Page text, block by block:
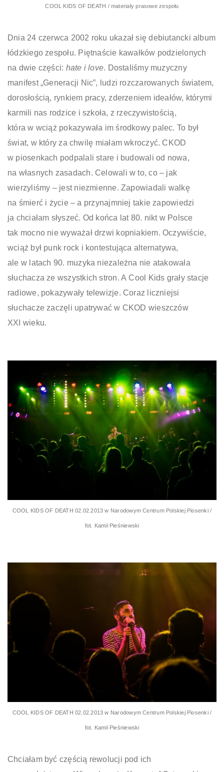
COOL KIDS OF DEATH / materiały prasowe zespołu
Dnia 24 czerwca 2002 roku ukazał się debiutancki album
łódzkiego zespołu. Piętnaście kawałków podzielonych
na dwie części: hate i love. Dostaliśmy muzyczny
manifest „Generacji Nic”, ludzi rozczarowanych światem,
dorosłością, rynkiem pracy, zderzeniem ideałów, którymi
karmili nas rodzice i szkoła, z rzeczywistością,
która w wciąż pokazywała im środkowy palec. To był
świat, w który za chwilę miałam wkroczyć. CKOD
w piosenkach podpalali stare i budowali od nowa,
na własnych zasadach. Celowali w to, co – jak
wierzyliśmy – jest niezmienne. Zapowiadali walkę
na śmierć i życie – a przynajmniej takie zapowiedzi
ja chciałam słyszeć. Od końca lat 80. nikt w Polsce
tak mocno nie wyważał drzwi kopniakiem. Oczywiście,
wciąż był punk rock i kontestująca alternatywa,
ale w latach 90. muzyka niezależna nie atakowała
słuchacza ze wszystkich stron. A Cool Kids grały stacje
radiowe, pokazywały telewizje. Coraz liczniejsi
słuchacze zaczęli upatrywać w CKOD wieszczów
XXI wieku.
COOL KIDS OF DEATH 02.02.2013 w Narodowym Centrum Polskiej Piosenki /
fot. Kamil Pieśniewski
COOL KIDS OF DEATH 02.02.2013 w Narodowym Centrum Polskiej Piosenki /
fot. Kamil Pieśniewski
Chciałam być częścią rewolucji pod ich